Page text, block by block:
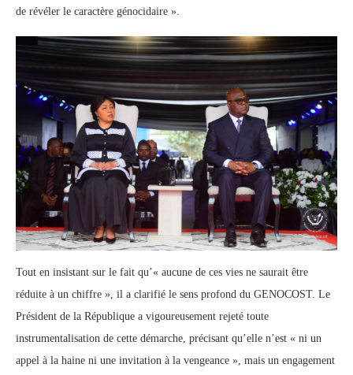
de révéler le caractère génocidaire ».
Tout en insistant sur le fait qu’« aucune de ces vies ne saurait être
réduite à un chiffre », il a clarifié le sens profond du GENOCOST. Le
Président de la République a vigoureusement rejeté toute
instrumentalisation de cette démarche, précisant qu’elle n’est « ni un
appel à la haine ni une invitation à la vengeance », mais un engagement